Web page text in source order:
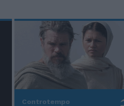
Controtempo